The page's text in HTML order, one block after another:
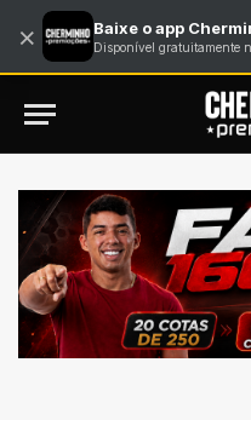
× Baixe o app
Disponível gratuitamente